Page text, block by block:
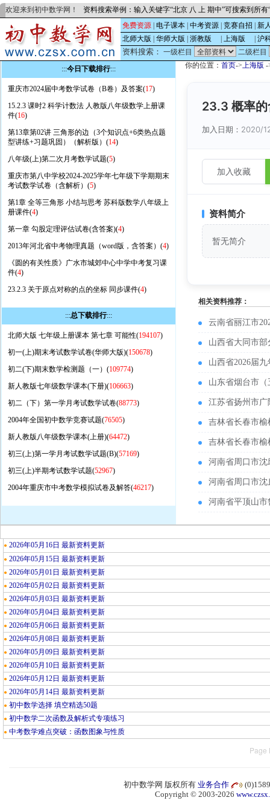
欢迎来到初中数学网！ 资料搜索举例：输入关键字“北京 八 上 期中”可搜索到所
免费资源 电子课本 中考资源 竞赛自招
新
北师大版
华师大版 浙教版 上海版 沪
资料搜索： 一级栏目
二级栏目
:::今日下载排行:::
重庆市2024届中考数学试卷（B卷）及答案(17)
15.2.3 课时2 科学计数法 人教版八年级数学上册课
件(16)
第13章第02讲 三角形的边（3个知识点+6类热点题
型讲练+习题巩固）（解析版）(14)
八年级(上)第二次月考数学试题(5)
重庆市第八中学校2024-2025学年七年级下学期期末
考试数学试卷（含解析）(5)
第1章 全等三角形 小结与思考 苏科版数学八年级上
册课件(4)
第一章 勾股定理评估试卷(含答案)(4)
2013年河北省中考物理真题（word版，含答案）(4)
《圆的有关性质》广水市城郊中心中学中考复习课
件(4)
23.2.3 关于原点对称的点的坐标 同步课件(4)
:::总下载排行:::
北师大版 七年级上册课本 第七章 可能性(194107)
初一(上)期末考试数学试卷(华师大版)(150678)
初二(下)期末数学检测题（一）(109774)
新人教版七年级数学课本(下册)(106663)
初二（下）第一学月考试数学试卷(88773)
2004年全国初中数学竞赛试题(76505)
新人教版八年级数学课本(上册)(64472)
初三(上)第一学月考试数学试题(B)(57169)
初三(上)半期考试数学试题(52967)
2004年重庆市中考数学模拟试卷及解答(46217)
你的位置： 首页->上海版 -
23.3 概率
加入日期： 2020/
加入收藏
资料简介
暂无简介
相关资料推荐：
云南省丽江市
山西省大同市
山西省2026届
山东省烟台市
江苏省扬州市广
吉林省长春市榆
吉林省长春市榆
河南省周口市沈
河南省周口市沈
河南省平顶山市
● 2026年05月16日 最新资料更新
● 2026年05月15日 最新资料更新
● 2026年05月01日 最新资料更新
● 2026年05月02日 最新资料更新
● 2026年05月03日 最新资料更新
● 2026年05月04日 最新资料更新
● 2026年05月06日 最新资料更新
● 2026年05月08日 最新资料更新
● 2026年05月09日 最新资料更新
● 2026年05月10日 最新资料更新
● 2026年05月12日 最新资料更新
● 2026年05月14日 最新资料更新
● 初中数学选择 填空精选50题
● 初中数学二次函数及解析式专项练习
● 中考数学难点突破：函数图象与性质
Page
初中数学网 版权所有 业务合作
Copyright © 2003-2026